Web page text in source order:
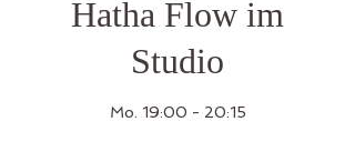
Hatha Flow im
Studio
Mo. 19:00 - 20:15